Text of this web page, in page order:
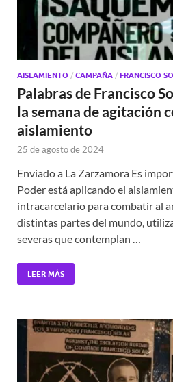
AISLAMIENTO / CAMPAÑA / FRANCISCO
Palabras de Francisco
la semana de agitación
aislamiento
25 de agosto de 2024
Enviado a La Zarzamora Es
Poder está aplicando el
intracarcelario para combatir al
distintas partes del mundo,
severas que contemplan …
LEER MÁS